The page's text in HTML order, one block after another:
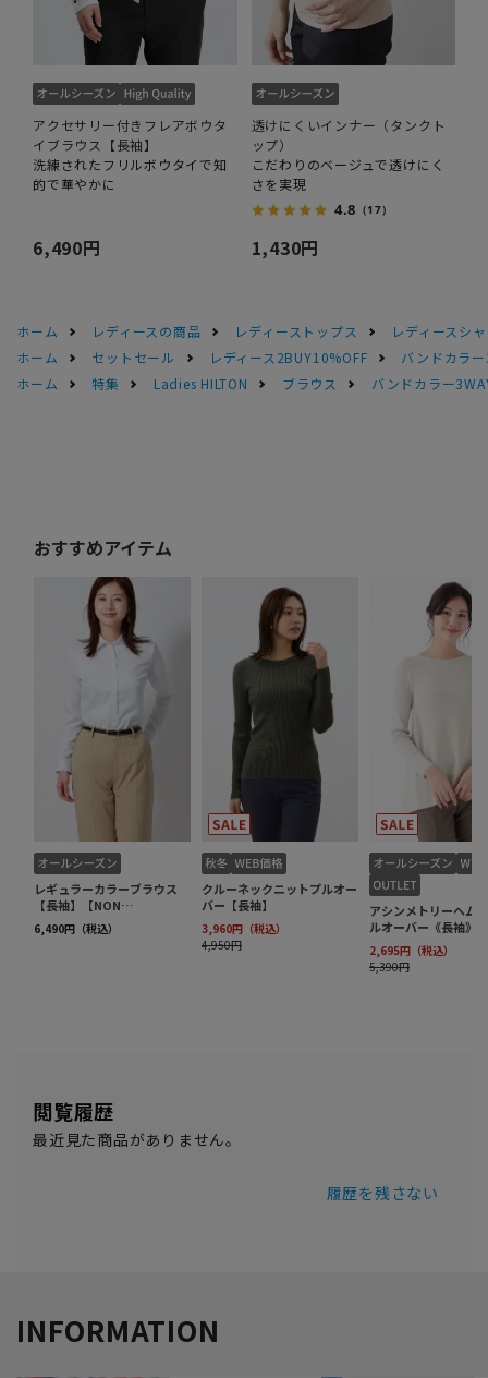
アクセサリー付きフレアボウタ
イブラウス【長袖】
洗練されたフリルボウタイで知
的で華やかに
6,490円
透けにくいインナー（タンクト
ップ）
こだわりのベージュで透けにく
さを実現
4.8 （17）
1,430円
ホーム レディースの商品 レディーストップス
レディースシ
ホーム
セットセール レディース2BUY10%OFF
バンドカラ
ホーム
特集 Ladies HILTON ブラウス バンドカラー
閲覧履歴
最近見た商品がありません。
履歴を残さない
INFORMATION